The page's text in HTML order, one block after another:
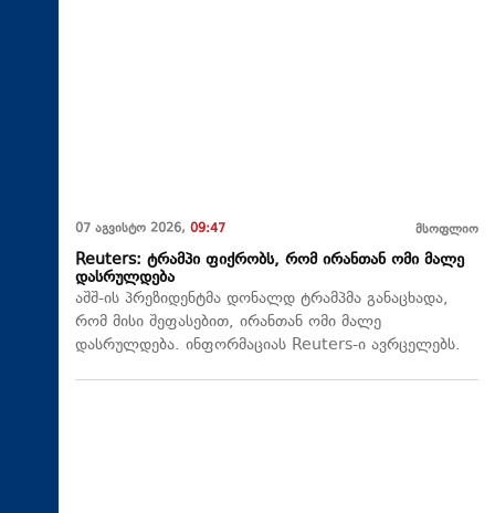
07 აგვისტო 2026, 09:47 მსოფლიო
Reuters: ტრამპი ფიქრობს, რომ ირანთან ომი მალე
დასრულდება
აშშ-ის პრეზიდენტმა დონალდ ტრამპმა განაცხადა,
რომ მისი შეფასებით, ირანთან ომი მალე
დასრულდება. ინფორმაციას Reuters-ი ავრცელებს.